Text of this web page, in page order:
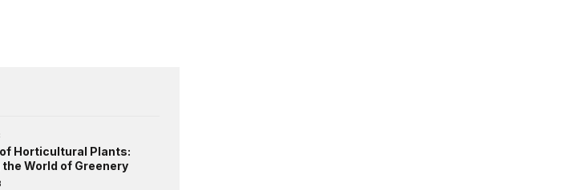
Horticultural Plants:
the World of Greenery